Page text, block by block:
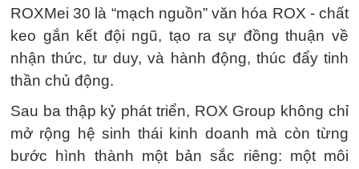
ROXMei 30 là “mạch nguồn” văn hóa ROX - chất
keo gắn kết đội ngũ, tạo ra sự đồng thuận về
nhận thức, tư duy, và hành động, thúc đẩy tinh
thần chủ động.
Sau ba thập kỷ phát triển, ROX Group không chỉ
mở rộng hệ sinh thái kinh doanh mà còn từng
bước hình thành một bản sắc riêng: một môi